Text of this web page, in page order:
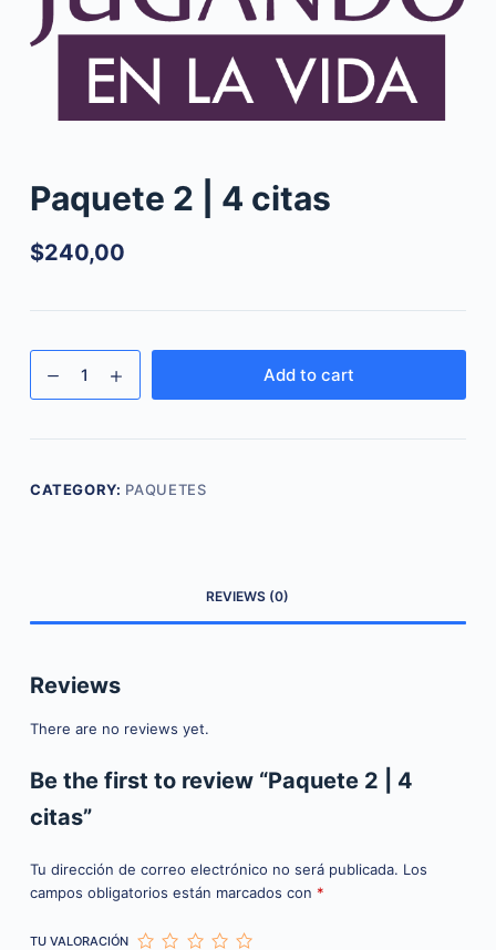
Paquete 2 | 4 citas
$240,00
4
quantity
Add to cart
CATEGORY: PAQUETES
REVIEWS (0)
Reviews
There are no reviews yet.
Be the first to review “Paquete 2 | 4
citas”
Tu dirección de correo electrónico no será publicada. Los
campos obligatorios están marcados con *
TU VALORACIÓN